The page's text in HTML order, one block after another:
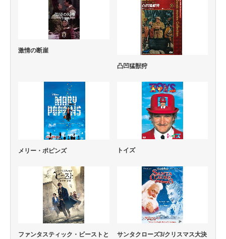
激情の断崖
凸凹猛獣狩
メリー・ポピンズ トイズ
ファンタスティック・ビーストと
サンタクローズ3/クリスマス大決